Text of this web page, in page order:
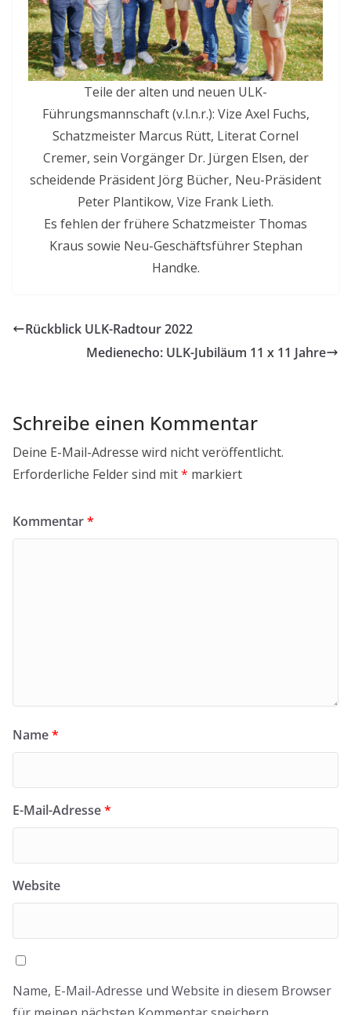
Teile der alten und neuen ULK-
Führungsmannschaft (v.l.n.r.): Vize Axel Fuchs,
Schatzmeister Marcus Rütt, Literat Cornel
Cremer, sein Vorgänger Dr. Jürgen Elsen, der
scheidende Präsident Jörg Bücher, Neu-Präsident
Peter Plantikow, Vize Frank Lieth.
Es fehlen der frühere Schatzmeister Thomas
Kraus sowie Neu-Geschäftsführer Stephan
Handke.
Rückblick ULK-Radtour 2022
Medienecho: ULK-Jubiläum 11 x 11 Jahre
Schreibe einen Kommentar
Deine E-Mail-Adresse wird nicht veröffentlicht.
Erforderliche Felder sind mit* markiert
Kommentar*
Name*
E-Mail-Adresse*
Website
Name, E-Mail-Adresse und Website in diesem Browser